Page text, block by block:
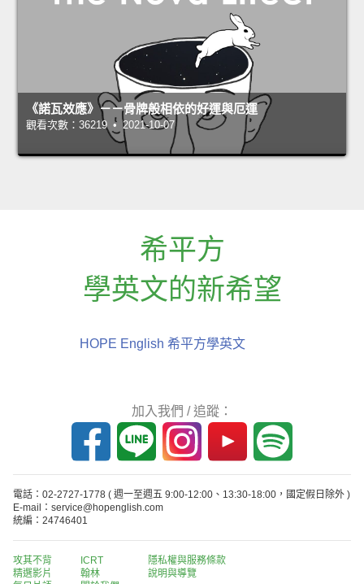
《諾瓦效應》－－骨牌般相依的好運與厄運
觀看次數：36219 • 2021-10-07
希平方
學英文的新希望
HOPE English 希平方學英文
加入我們 / 追蹤：
電話：02-2727-1778 ( 週一至週五 9:00-12:00、13:30-18:00，國定假日除外 )
E-mail：service@hopenglish.com
統編：24746401
攻其不背
精選影片
ICRT
翰林
隱私權與服務條款
說明與導覽